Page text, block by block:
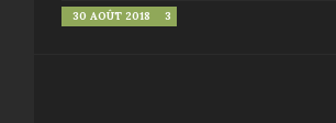
30 AOÛT 2018 3